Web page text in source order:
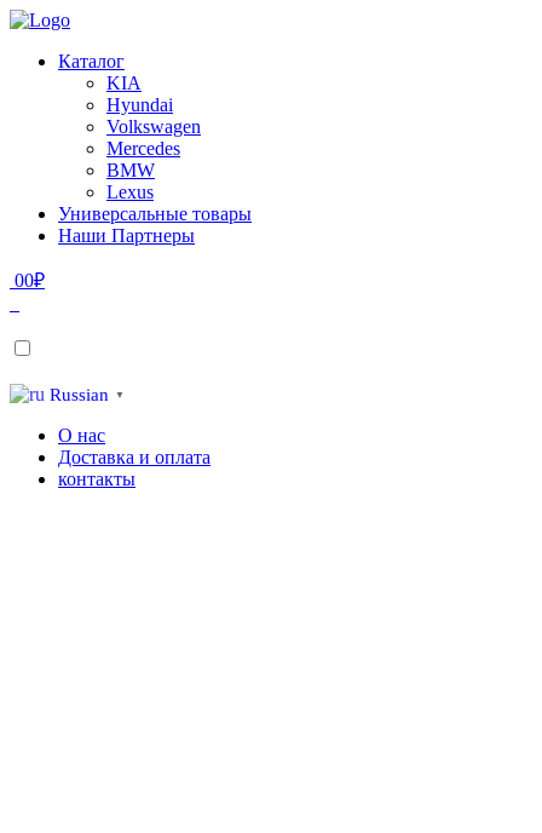
Каталог
KIA
Hyundai
Volkswagen
Mercedes
BMW
Lexus
Универсальные товары
Наши Партнеры
00₽
Russian ▼
О нас
Доставка и оплата
контакты